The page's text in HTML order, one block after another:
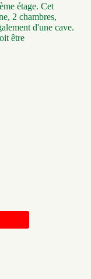
étage. Cet
2 chambres,
d'une cave.
être